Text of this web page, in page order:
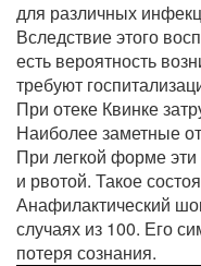
для различных
Вследствие этого
есть вероятность
требуют
При отеке Квинке
Наиболее заметные
При легкой форме
и рвотой. Такое
Анафилактический
случаях из 100. Его
потеря сознания.